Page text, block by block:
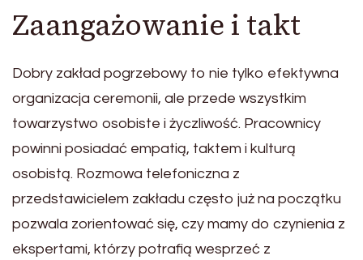
Zaangażowanie i takt
Dobry zakład pogrzebowy to nie tylko efektywna
organizacja ceremonii, ale przede wszystkim
towarzystwo osobiste i życzliwość. Pracownicy
powinni posiadać empatią, taktem i kulturą
osobistą. Rozmowa telefoniczna z
przedstawicielem zakładu często już na początku
pozwala zorientować się, czy mamy do czynienia z
ekspertami, którzy potrafią wesprzeć z